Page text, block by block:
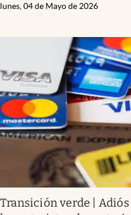
lunes, 04 de Mayo de 2026
Transición verde | Adiós